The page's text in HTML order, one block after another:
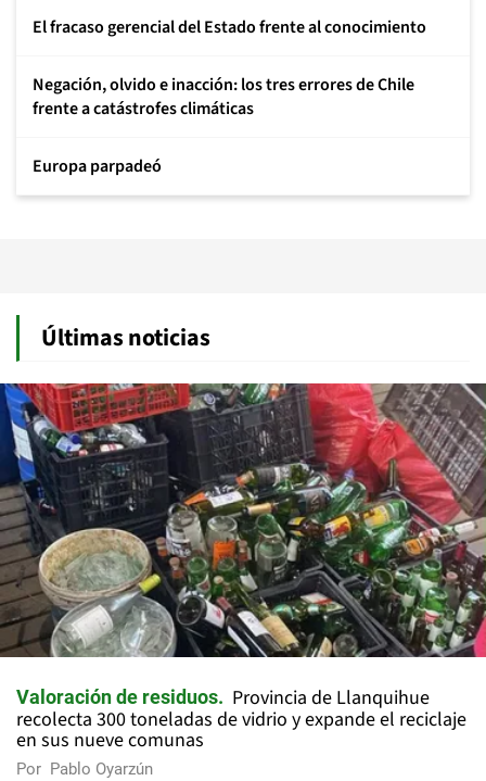
El fracaso gerencial del Estado frente al conocimiento
Negación, olvido e inacción: los tres errores de Chile
frente a catástrofes climáticas
Europa parpadeó
Últimas noticias
Valoración de residuos
Provincia de Llanquihue
recolecta 300 toneladas de vidrio y expande el reciclaje
en sus nueve comunas
Por Pablo Oyarzún